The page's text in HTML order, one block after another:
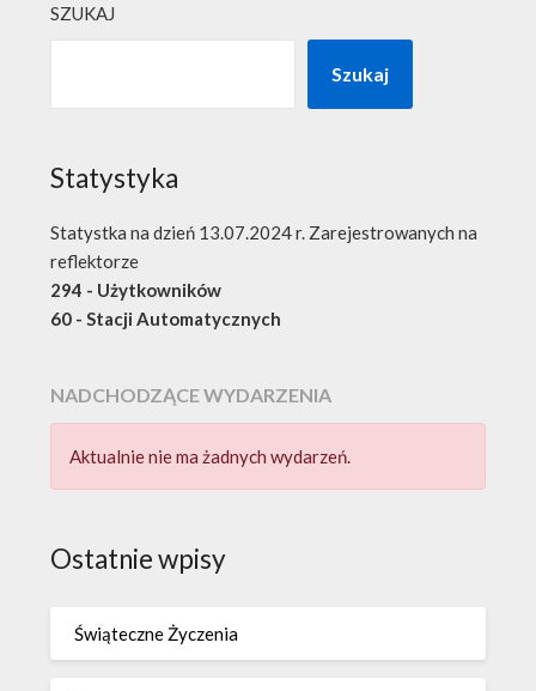
SZUKAJ
Szukaj
Statystyka
Statystka na dzień 13.07.2024 r. Zarejestrowanych na
reflektorze
294 - Użytkowników
60 - Stacji Automatycznych
NADCHODZĄCE WYDARZENIA
Aktualnie nie ma żadnych wydarzeń.
Ostatnie wpisy
Świąteczne Życzenia